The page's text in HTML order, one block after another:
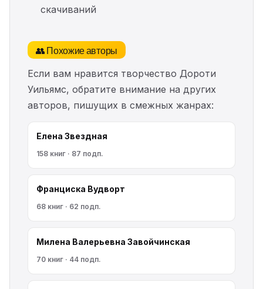
скачиваний
👥 Похожие авторы
Если вам нравится творчество Дороти
Уильямс, обратите внимание на других
авторов, пишущих в смежных жанрах:
Елена Звездная
158 книг · 87 подп.
Франциска Вудворт
68 книг · 62 подп.
Милена Валерьевна Завойчинская
70 книг · 44 подп.